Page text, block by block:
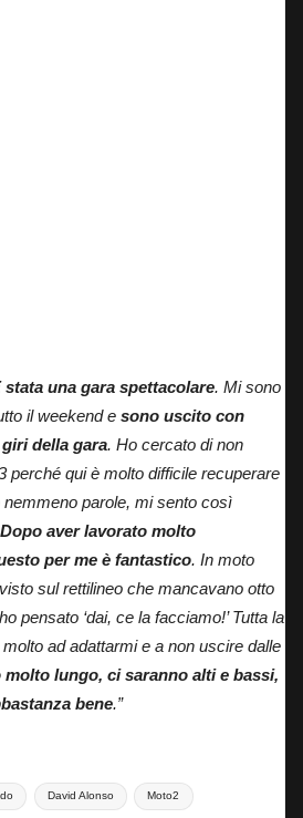
stata una gara spettacolare. Mi sono
il weekend e sono uscito con
della gara. Ho cercato di non
perché qui è molto difficile recuperare
parole, mi sento così
Dopo aver lavorato molto
per me è fantastico. In moto
sul rettilineo che mancavano otto
pensato ‘dai, ce la facciamo!’ Tutta la
ad adattarmi e a non uscire dalle
lungo, ci saranno alti e bassi,
bene.”
David Alonso Moto2